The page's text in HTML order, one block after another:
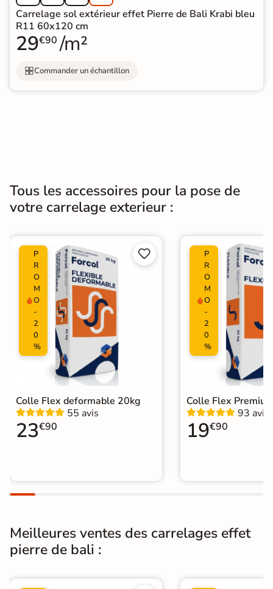
Carrelage sol extérieur effet Pierre de Bali Krabi bleu
R11 60x120 cm
29€90 /m²
Commander un échantillon
Tous les accessoires pour la pose de
votre carrelage exterieur :
P
R
O
M
O
-
2
0
%


Colle Flex deformable 20kg
55 avis
23€90
P
R
O
M
O
-
2
0
%
Colle Flex
93 avis
19€90
Meilleures ventes des carrelages effet
pierre de bali :